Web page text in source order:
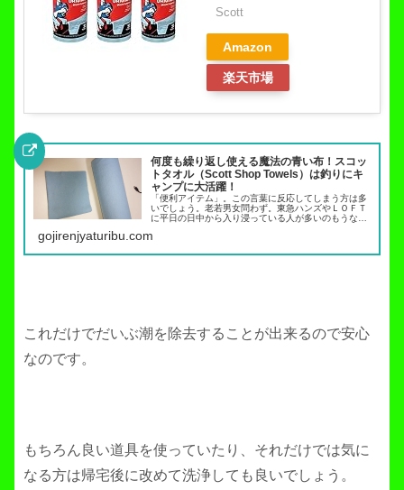
Scott
Amazon
楽天市場
何度も繰り返し使える魔法の青い布！スコッ
トタオル（Scott Shop Towels）は釣りにキ
ャンプに大活躍！
「便利アイテム」。この言葉に反応してしまう方は多
いでしょう。老若男女問わず。東急ハンズやＬＯＦＴ
に平日の日中から入り浸っている人が多いのもうなず
行ってしまいますから。今回はそんな誰もが気にな
gojirenjyaturibu.com
これだけでだいぶ潮を除去することが出来るので安心
なのです。
もちろん良い道具を使っていたり、それだけでは気に
なる方は帰宅後に改めて洗浄しても良いでしょう。